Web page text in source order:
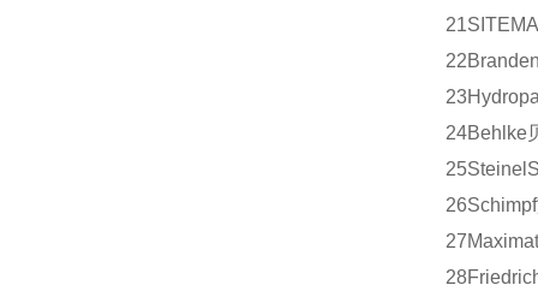
21
22
23
24Behlke
25Steinel
26Schimpf
27
28